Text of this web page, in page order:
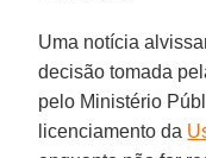
Uma notícia
decisão tomada
pelo Ministério
licenciamento da